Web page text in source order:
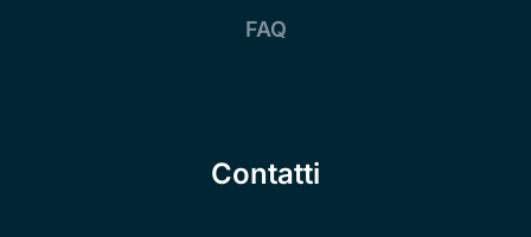
FAQ
Contatti